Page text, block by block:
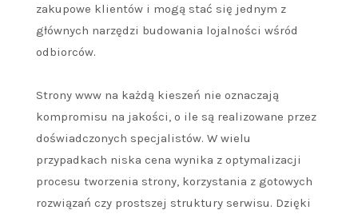
zakupowe klientów i mogą stać się jednym z
głównych narzędzi budowania lojalności wśród
odbiorców.
Strony www na każdą kieszeń nie oznaczają
kompromisu na jakości, o ile są realizowane przez
doświadczonych specjalistów. W wielu
przypadkach niska cena wynika z optymalizacji
procesu tworzenia strony, korzystania z gotowych
rozwiązań czy prostszej struktury serwisu. Dzięki